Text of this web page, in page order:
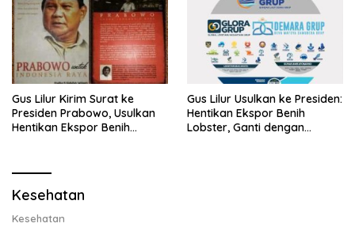
Gus Lilur Kirim Surat ke
Presiden Prabowo, Usulkan
Hentikan Ekspor Benih
Gus Lilur Usulkan ke Presiden:
Hentikan Ekspor Benih
Lobster, Ganti dengan
Kesehatan
Kesehatan